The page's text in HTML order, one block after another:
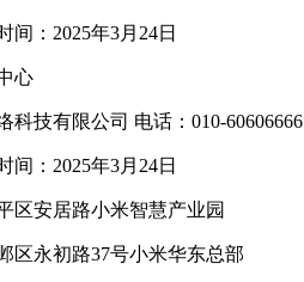
间：2025年3月24日
心
科技有限公司 电话：010-60606666
间：2025年3月24日
区安居路小米智慧产业园
区永初路37号小米华东总部